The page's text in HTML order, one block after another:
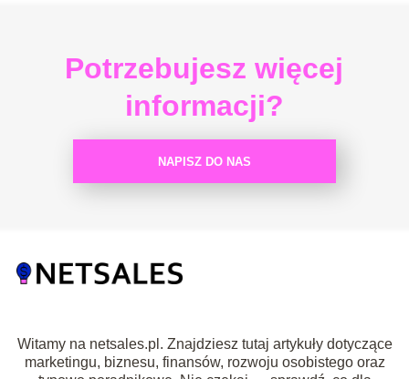
Potrzebujesz więcej
informacji?
NAPISZ DO NAS
Witamy na netsales.pl. Znajdziesz tutaj artykuły dotyczące
marketingu, biznesu, finansów, rozwoju osobistego oraz